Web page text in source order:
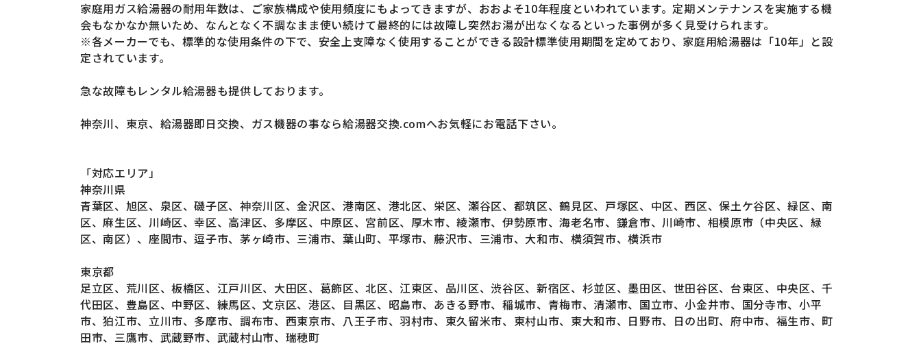
家庭用ガス給湯器の耐用年数は、ご家族構成や使用頻度にもよってきますが、おおよそ10年程度といわれています。定期メンテナンスを実施する機
会もなかなか無いため、なんとなく不調なまま使い続けて最終的には故障し突然お湯が出なくなるといった事例が多く見受けられます。
※各メーカーでも、標準的な使用条件の下で、安全上支障なく使用することができる設計標準使用期間を定めており、家庭用給湯器は「10年」と設
定されています。
急な故障もレンタル給湯器も提供しております。
神奈川、東京、給湯器即日交換、ガス機器の事なら給湯器交換.comへお気軽にお電話下さい。
「対応エリア」
神奈川県
青葉区、旭区、泉区、磯子区、神奈川区、金沢区、港南区、港北区、栄区、瀬谷区、都筑区、鶴見区、戸塚区、中区、西区、保土ケ谷区、緑区、南
区、麻生区、川崎区、幸区、高津区、多摩区、中原区、宮前区、厚木市、綾瀬市、伊勢原市、海老名市、鎌倉市、川崎市、相模原市（中央区、緑
区、南区）、座間市、逗子市、茅ヶ崎市、三浦市、葉山町、平塚市、藤沢市、三浦市、大和市、横須賀市、横浜市
東京都
足立区、荒川区、板橋区、江戸川区、大田区、葛飾区、北区、江東区、品川区、渋谷区、新宿区、杉並区、墨田区、世田谷区、台東区、中央区、千
代田区、豊島区、中野区、練馬区、文京区、港区、目黒区、昭島市、あきる野市、稲城市、青梅市、清瀬市、国立市、小金井市、国分寺市、小平
市、狛江市、立川市、多摩市、調布市、西東京市、八王子市、羽村市、東久留米市、東村山市、東大和市、日野市、日の出町、府中市、福生市、町
田市、三鷹市、武蔵野市、武蔵村山市、瑞穂町